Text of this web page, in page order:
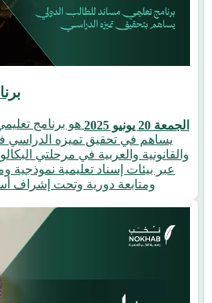
الجمعة 20 يونيو 2025
هو برنامج
يساهم في تحقيق تميزه
والقانونية والعربية في مرحلتي
عبر بيئات إسناد تعليمية
ومتابعة دورية وتحت إشراف